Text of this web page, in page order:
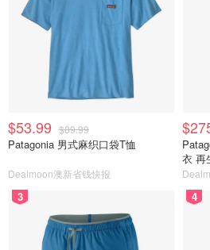
$53.99 $89.99
Patagonia 男式麻织口袋T恤
Dealmoon澳新省钱快报
衣 再
3 4